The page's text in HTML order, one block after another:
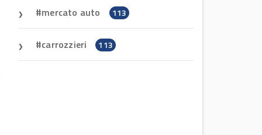
mercato auto 113
carrozzieri 113